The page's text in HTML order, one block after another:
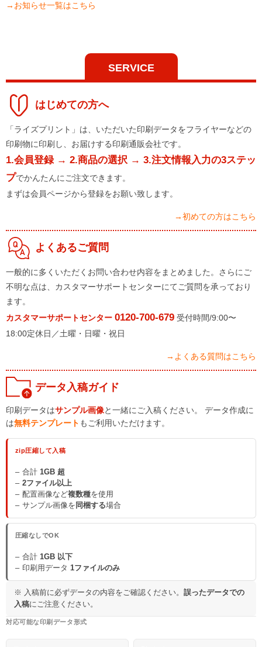
→お知らせ一覧はこちら
SERVICE
はじめての方へ
「ライズプリント」は、いただいた印刷データをフライヤーなどの
印刷物に印刷し、お届けする印刷通販会社です。
1.会員登録 → 2.商品の選択 → 3.注文情報入力の3ステッ
プでかんたんにご注文できます。
まずは会員ページから登録をお願い致します。
→初めての方はこちら
よくあるご質問
一般的に多くいただくお問い合わせ内容をまとめました。さらにご
不明な点は、カスタマーサポートセンターにてご質問を承っており
ます。
カスタマーサポートセンター 0120-700-679 受付時間/9:00〜
18:00定休日／土曜・日曜・祝日
→よくある質問はこちら
データ入稿ガイド
印刷データはサンプル画像と一緒にご入稿ください。 データ作成に
は無料テンプレート もご利用いただけます。
zip圧縮して入稿
合計 1GB 超
2ファイル以上
配置画像など複数種を使用
サンプル画像を 同梱する場合
圧縮なしでOK
合計 1GB 以下
印刷用データ 1ファイルのみ
※ 入稿前に必ずデータの内容をご確認ください。 誤ったデータでの
入稿にご注意ください。
対応可能な印刷データ形式